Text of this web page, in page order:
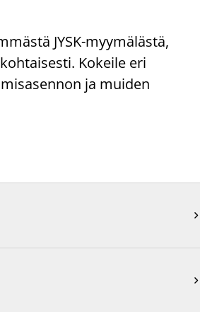
JYSK-myymälästä,
Kokeile eri
ja muiden

